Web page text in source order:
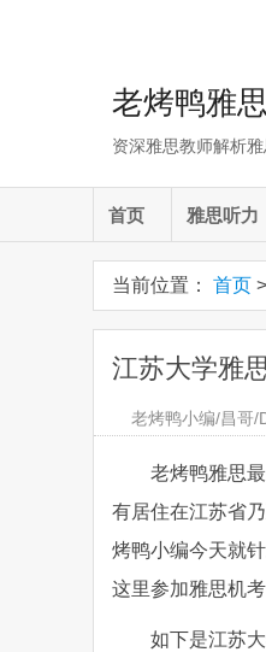
老烤鸭雅
资深雅思教师解析
首页 雅思听力
当前位置： 首页 >
江苏大学雅
老烤鸭小编/昌哥/
老烤鸭雅思
有居住在江苏省
烤鸭小编今天就
这里参加雅思机考
如下是江苏